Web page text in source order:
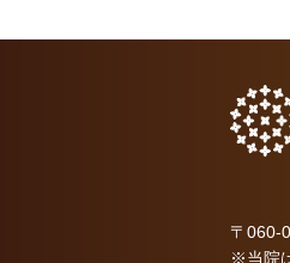
〒060-
※当院